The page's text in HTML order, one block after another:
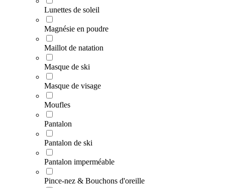
Lunettes de soleil
Magnésie en poudre
Maillot de natation
Masque de ski
Masque de visage
Moufles
Pantalon
Pantalon de ski
Pantalon imperméable
Pince-nez & Bouchons d'oreille